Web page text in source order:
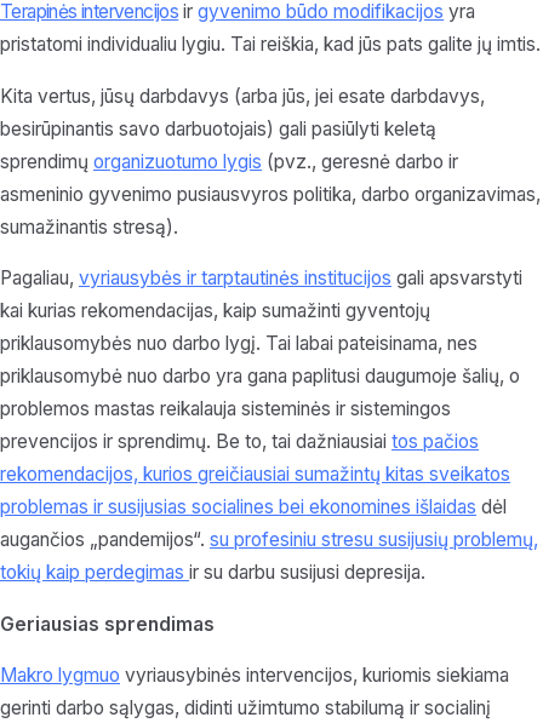
Terapinės intervencijos irgyvenimo būdo modifikacijos yra
pristatomi individualiu lygiu. Tai reiškia, kad jūs pats galite jų imtis.
Kita vertus, jūsų darbdavys (arba jūs, jei esate darbdavys,
besirūpinantis savo darbuotojais) gali pasiūlyti keletą
sprendimų organizuotumo lygis (pvz., geresnė darbo ir
asmeninio gyvenimo pusiausvyros politika, darbo organizavimas,
sumažinantis stresą).
Pagaliau, vyriausybės ir tarptautinės institucijos gali apsvarstyti
kai kurias rekomendacijas, kaip sumažinti gyventojų
priklausomybės nuo darbo lygį. Tai labai pateisinama, nes
priklausomybė nuo darbo yra gana paplitusi daugumoje šalių, o
problemos mastas reikalauja sisteminės ir sistemingos
prevencijos ir sprendimų. Be to, tai dažniausiai tos pačios
rekomendacijos, kurios greičiausiai sumažintų kitas sveikatos
problemas ir susijusias socialines bei ekonomines išlaidas dėl
augančios „pandemijos“. su profesiniu stresu susijusių problemų,
tokių kaip perdegimas ir su darbu susijusi depresija.
Geriausias sprendimas
Makro lygmuo vyriausybinės intervencijos, kuriomis siekiama
gerinti darbo sąlygas, didinti užimtumo stabilumą ir socialinį